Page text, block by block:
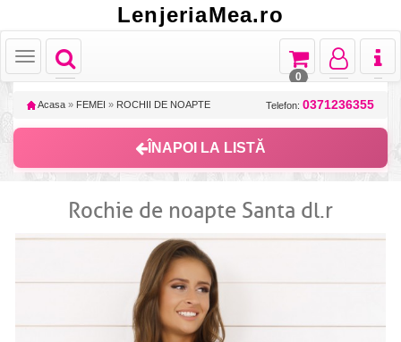
LenjeriaMea.ro
Toggle
navigation
Toggle
Toggle
navigation
Toggle
navigation
Toggle
navigation
0
Acasa » FEMEI » ROCHII DE NOAPTE Telefon: 0371236355
ÎNAPOI LA LISTĂ
Rochie de noapte Santa dl.r